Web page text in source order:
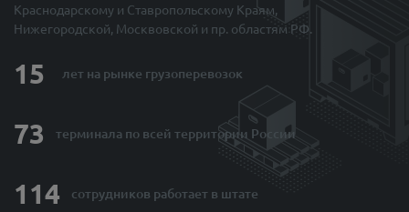
Краснодарскому и Ставропольскому Краям,
Нижегородской, Москвовской и пр. областям РФ.
15 лет на рынке грузоперевозок
73 терминала по всей территории России
114 сотрудников работает в штате